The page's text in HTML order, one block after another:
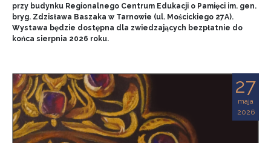
przy budynku Regionalnego Centrum Edukacji o Pamięci im. gen.
bryg. Zdzisława Baszaka w Tarnowie (ul. Mościckiego 27A).
Wystawa będzie dostępna dla zwiedzających bezpłatnie do
końca sierpnia 2026 roku.
27
maja
2026